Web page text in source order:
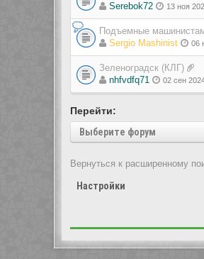
Serebok72
13 ноя
Подъемные
Sergio Mashinist
06
Зеленоградск (КЛГ)
nhfvdfq71
02 сен
Перейти:
Выберите форум
Вернуться к расширенному
Настройки